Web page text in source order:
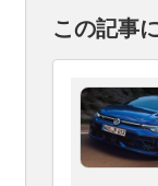
この記事